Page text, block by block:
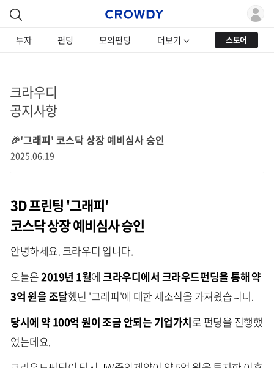
투자 펀딩 모의펀딩 더보기 스토어
크라우디
공지사항
🎉'그래피' 코스닥 상장 예비심사 승인
2025.06.19
3D 프린팅 '그래피'
코스닥 상장 예비심사 승인
안녕하세요. 크라우디 입니다.
오늘은2019년 1월에 크라우디에서 크라우드펀딩을 통해 약
3억 원을 조달했던 '그래피'에 대한 새소식을 가져왔습니다.
당시에 약 100억 원이 조금 안되는 기업가치로 펀딩을 진행했
었는데요.